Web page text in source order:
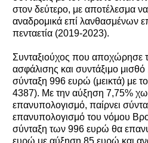
στον δεύτερο, με αποτέλεσμα
αναδρομικά επί λανθασμένων
πενταετία (2019-2023).
Συνταξιούχος που αποχώρησε
ασφάλισης και συντάξιμο
σύνταξη 996 ευρώ (μεικτά) με
4387). Με την αύξηση 7,75%
επανυπολογισμό, παίρνει
επανυπολογισμό του νόμου
σύνταξη των 996 ευρώ θα
ευρώ με αύξηση 85 ευρώ και